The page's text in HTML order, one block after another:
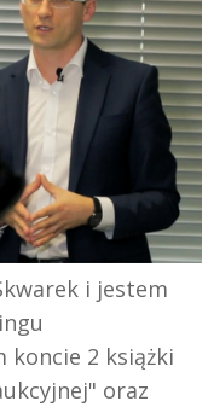
i jestem
koncie 2 książki
oraz